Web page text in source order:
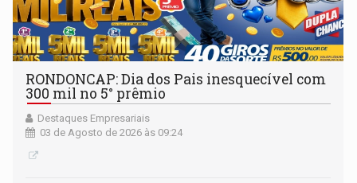
RONDONCAP: Dia dos Pais inesquecível com
300 mil no 5° prêmio
Destaques Empresariais
03 de Agosto de 2026 às 09:24